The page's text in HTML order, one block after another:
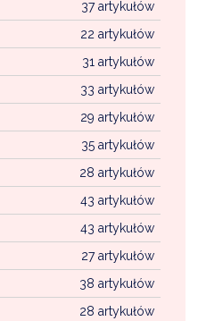
37 artykułów
22 artykułów
31 artykułów
33 artykułów
29 artykułów
35 artykułów
28 artykułów
43 artykułów
43 artykułów
27 artykułów
38 artykułów
28 artykułów